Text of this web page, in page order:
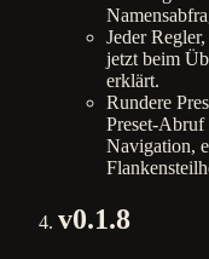
Jeder
jetzt beim
erklärt.
Rundere
Preset-Abruf
Navigation,
v0.1.8